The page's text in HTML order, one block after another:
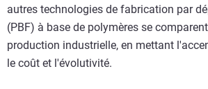
autres technologies de fabrication par
(PBF) à base de polymères se
production industrielle, en mettant
le coût et l'évolutivité.